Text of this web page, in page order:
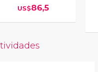
US$86,5